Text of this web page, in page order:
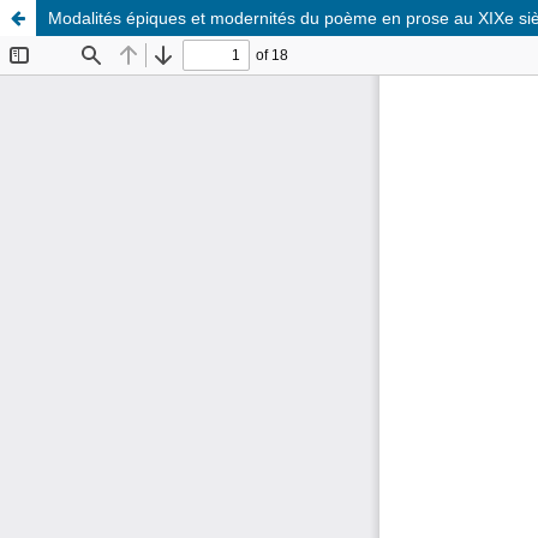
Modalités épiques et modernités du poème en prose au XIXe